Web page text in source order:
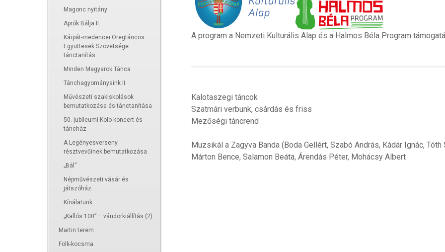
Magonc nyitány
Aprók Bálja II.
Kárpát-medencei Öregtáncos
Együttesek Szövetsége
tánctanítás
Minden Magyarok Tánca
Tánchagyományaink II.
Művészeti szakiskolások
bemutatkozása és tánctanítása
50. jubileumi Kolo koncert és
táncház
A Legényesverseny
résztvevőinek bemutatkozása
„Bál”
Népművészeti vásár és
játszóház
Kínálatunk
„Kallós 100” – vándorkiállítás (2)
Martin terem
Folk-kocsma
A program a Nemzeti Kulturális Alap és a Halmos Béla Program
Kalotaszegi táncok
Szatmári verbunk, csárdás és friss
Mezőségi táncrend
Muzsikál a Zagyva Banda (Boda Gellért, Szabó András, Kádár Ignác,
Márton Bence, Salamon Beáta, Árendás Péter, Mohácsy Albert